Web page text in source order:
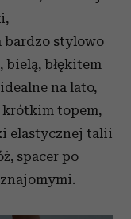
bardzo stylowo
bielą, błękitem
na lato,
krótkim topem,
elastycznej talii
spacer po